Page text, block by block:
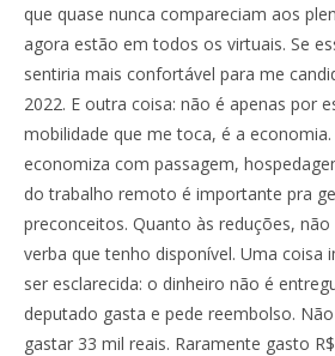
que quase nunca compareciam aos
agora estão em todos os virtuais. Se
sentiria mais confortável para me
2022. E outra coisa: não é apenas por
mobilidade que me toca, é a
economiza com passagem,
do trabalho remoto é importante pra
preconceitos. Quanto às reduções,
verba que tenho disponível. Uma coisa
ser esclarecida: o dinheiro não é
deputado gasta e pede reembolso.
gastar 33 mil reais. Raramente gasto